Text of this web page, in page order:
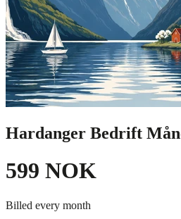
Hardanger Bedrift
599 NOK
Billed every month